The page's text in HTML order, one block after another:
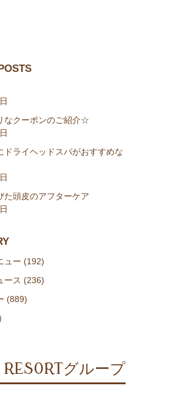
なクーポンのご紹介☆
ドライヘッドスパがおすすめな
た頭皮のアフターケア
ュー (192)
ース (236)
(889)
グループ